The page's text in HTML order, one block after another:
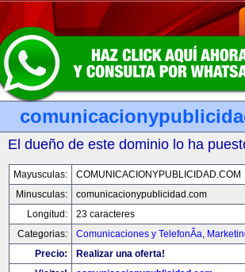
El dueño de este dominio lo ha
Mayusculas:
COMUNICACIONYPUBLICIDAD.COM
Minusculas:
comunicacionypublicidad.com
Longitud:
23 caracteres
Categorias:
Comunicaciones y TelefonÃ­a,
Precio:
Realizar una oferta!